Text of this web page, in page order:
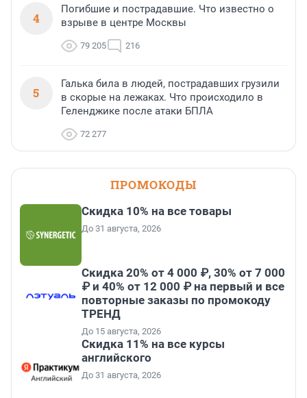
4
Погибшие и пострадавшие. Что известно о
взрыве в центре Москвы
79 205 216
5
Галька била в людей, пострадавших грузили
в скорые на лежаках. Что происходило в
Геленджике после атаки БПЛА
72 277
ПРОМОКОДЫ
Скидка 10% на все товары
До 31 августа, 2026
Скидка 20% от 4 000 ₽, 30% от 7 000
₽ и 40% от 12 000 ₽ на первый и все
повторные заказы по промокоду
ТРЕНД
До 15 августа, 2026
Скидка 11% на все курсы
английского
До 31 августа, 2026